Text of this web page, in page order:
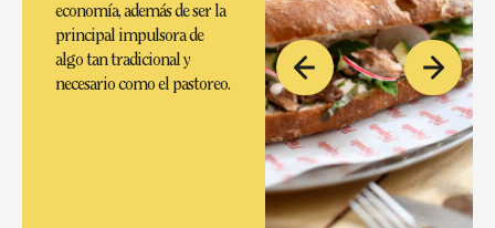
economía, además de ser la
principal impulsora de
algo tan tradicional y
necesario como el pastoreo.